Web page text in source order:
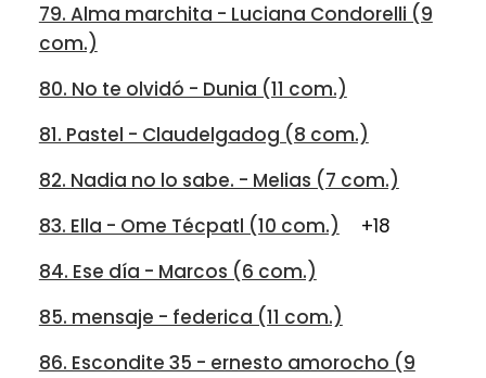
79. Alma marchita - Luciana Condorelli (9
com.)
80. No te olvidó - Dunia (11 com.)
81. Pastel - Claudelgadog (8 com.)
82. Nadia no lo sabe. - Melias (7 com.)
83. Ella - Ome Técpatl (10 com.)
+18
84. Ese día - Marcos (6 com.)
85. mensaje - federica (11 com.)
86. Escondite 35 - ernesto amorocho (9